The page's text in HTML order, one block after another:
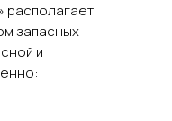
располагает
запасных
и